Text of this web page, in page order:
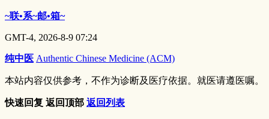
~联•系~邮•箱~
GMT-4, 2026-8-9 07:24
纯中医 Authentic Chinese Medicine (ACM)
本站内容仅供参考，不作为诊断及医疗依据。就医请遵医嘱。
快速回复 返回顶部 返回列表